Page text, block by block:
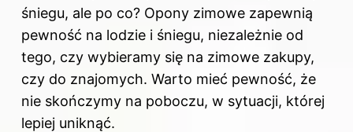
śniegu, ale po co? Opony zimowe zapewnią
pewność na lodzie i śniegu, niezależnie od
tego, czy wybieramy się na zimowe zakupy,
czy do znajomych. Warto mieć pewność, że
nie skończymy na poboczu, w sytuacji, której
lepiej uniknąć.